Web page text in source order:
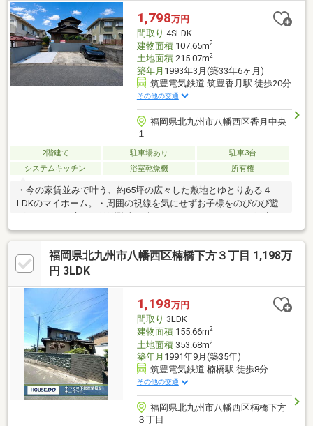
1,798万円
間取り 4SLDK
建物面積107.65m2
土地面積215.07m2
築年月 1993年3月(築33年6ヶ月)
筑豊電気鉄道 筑豊香月駅 徒歩20分
その他の交通
福岡県北九州市八幡西区香月中央
１
2階建て 駐車場あり
駐車3台
システムキッチン
浴室乾燥機 所有権
・今の家賃並みで叶う、約65坪の広々した敷地とゆとりある４
LDKのマイホーム。・周囲の視線を気にせずお子様をのびのび遊
ばせられるお庭や、並列駐車が楽にできるスペースなど、戸建な
らではの開放的な新生活をスタート！・明るい16帖のLDKは家族
が自然と集まる空間となり、機能的なシステムキッチンが日々の
料理を快適にサポート。・全居室に収納を完備し、お子様の個室
も無理なく確保できるため、家族みんなが笑顔で心地よく暮らせ
福岡県北九州市八幡西区楠橋下方３丁目 1,198万
円 3LDK
1,198万円
間取り 3LDK
建物面積155.66m2
土地面積353.68m2
築年月 1991年9月(築35年)
筑豊電気鉄道 楠橋駅 徒歩8分
その他の交通
福岡県北九州市八幡西区楠橋下方
３丁目